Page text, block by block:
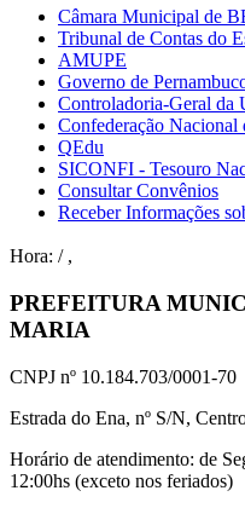
Câmara Municipal de
Tribunal de Contas do
AMUPE
Governo de
Controladoria-Geral da
Confederação
QEdu
SICONFI - Tesouro
Consultar Convênios
Receber Informações
Hora: / ,
PREFEITURA
MARIA
CNPJ nº 10.184.703/0001-70
Estrada do Ena, nº S/N,
Horário de atendimento: de
12:00hs (exceto nos feriados)